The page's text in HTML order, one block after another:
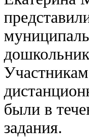
были в
задания.